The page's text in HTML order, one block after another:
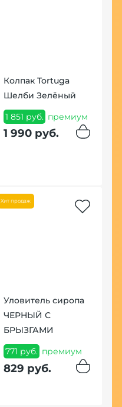
Колпак Tortuga
Шелби Зелёный
1 851 руб. премиум
1 990 руб.
Хит продаж
Уловитель сиропа
ЧЕРНЫЙ С
БРЫЗГАМИ
771 руб. премиум
829 руб.